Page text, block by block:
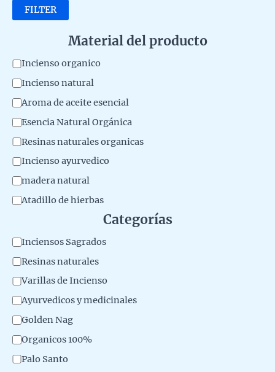
FILTER
Material del producto
M
a
t
e
l
d
l
p
r
o
c
t
Incienso organico
Incienso natural
Aroma de aceite esencial
Esencia Natural Orgánica
Resinas naturales organicas
Incienso ayurvedico
madera natural
Atadillo de hierbas
Categorías
C
a
t
e
r
y
Inciensos Sagrados
Resinas naturales
Varillas de Incienso
Ayurvedicos y medicinales
Golden Nag
Organicos 100%
Palo Santo